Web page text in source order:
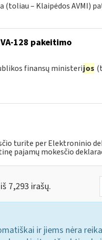
(toliau – Klaipėdos AVMI)
128 pakeitimo
finansų ministerijos
turite per Elektroninio
pajamų mokesčio
7,293 irašų.
ir jiems nėra